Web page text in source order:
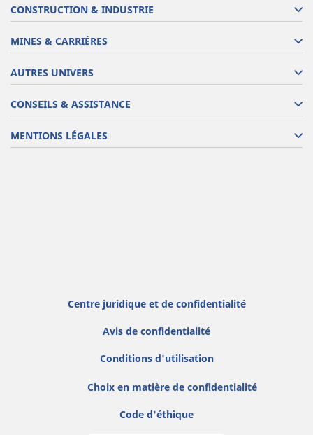
CONSTRUCTION & INDUSTRIE
MINES & CARRIÈRES
AUTRES UNIVERS
CONSEILS & ASSISTANCE
MENTIONS LÉGALES
Centre juridique et de confidentialité
Avis de confidentialité
Conditions d'utilisation
Choix en matière de confidentialité
Code d'éthique